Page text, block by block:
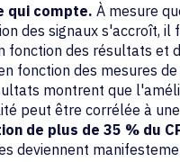
qui compte. À mesure
des signaux s'accroît, il
fonction des résultats et
fonction des mesures de
montrent que
peut être corrélée à une
de plus de 35 % du
deviennent